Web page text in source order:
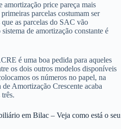
price pareça mais
parcelas costumam ser
as parcelas do SAC vão
de amortização constante é
é uma boa pedida para aqueles
os dois outros modelos disponíveis
os números no papel, na
Amortização Crescente acaba
em Bilac – Veja como está o seu